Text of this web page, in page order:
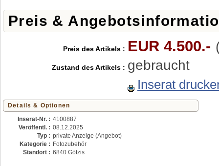
Preis &
Preis des Artikels : EUR 4.500.-
Zustand des Artikels : gebraucht
Inserat
Details & Optionen
Inserat-Nr. : 4100887
Veröffentl. : 08.12.2025
Typ : private Anzeige (Angebot)
Kategorie : Fotozubehör
Standort : 6840 Götzis